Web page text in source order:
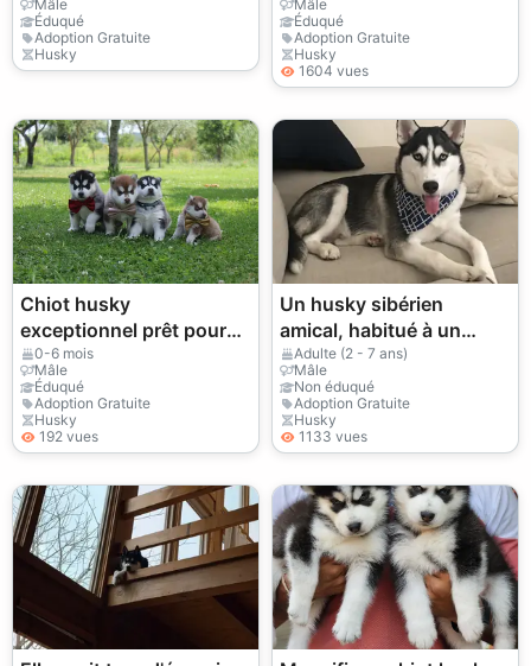
Mâle
Éduqué
Adoption Gratuite
Husky
intelligent et très
affectueux.
Mâle
Éduqué
Adoption Gratuite
Husky
1604 vues
Chiot husky
exceptionnel prêt pour
une nouvelle aventure –
WhatsApp :
+34 632 000 221
0-6 mois
Mâle
Éduqué
Adoption Gratuite
Husky
192 vues
Un husky sibérien
amical, habitué à un
mode de vie actif
Adulte (2 - 7 ans)
Mâle
Non éduqué
Adoption Gratuite
Husky
1133 vues